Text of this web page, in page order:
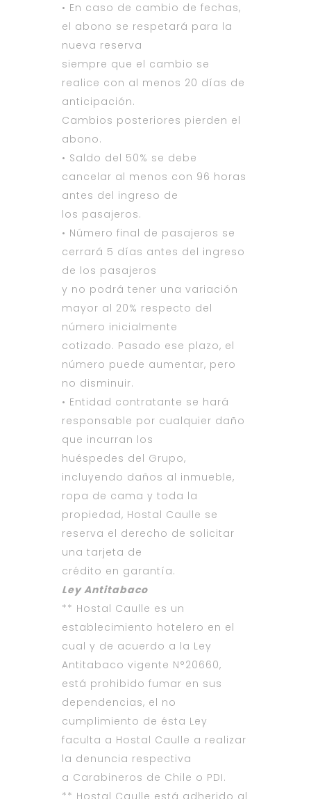
• En caso de cambio de fechas,
el abono se respetará para la
nueva reserva
siempre que el cambio se
realice con al menos 20 días de
anticipación.
Cambios posteriores pierden el
abono.
• Saldo del 50% se debe
cancelar al menos con 96 horas
antes del ingreso de
los pasajeros.
• Número final de pasajeros se
cerrará 5 días antes del ingreso
de los pasajeros
y no podrá tener una variación
mayor al 20% respecto del
número inicialmente
cotizado. Pasado ese plazo, el
número puede aumentar, pero
no disminuir.
• Entidad contratante se hará
responsable por cualquier daño
que incurran los
huéspedes del Grupo,
incluyendo daños al inmueble,
ropa de cama y toda la
propiedad, Hostal Caulle se
reserva el derecho de solicitar
una tarjeta de
crédito en garantía.
Ley Antitabaco
** Hostal Caulle es un
establecimiento hotelero en el
cual y de acuerdo a la Ley
Antitabaco vigente N°20660,
está prohibido fumar en sus
dependencias, el no
cumplimiento de ésta Ley
faculta a Hostal Caulle a realizar
la denuncia respectiva
a Carabineros de Chile o PDI.